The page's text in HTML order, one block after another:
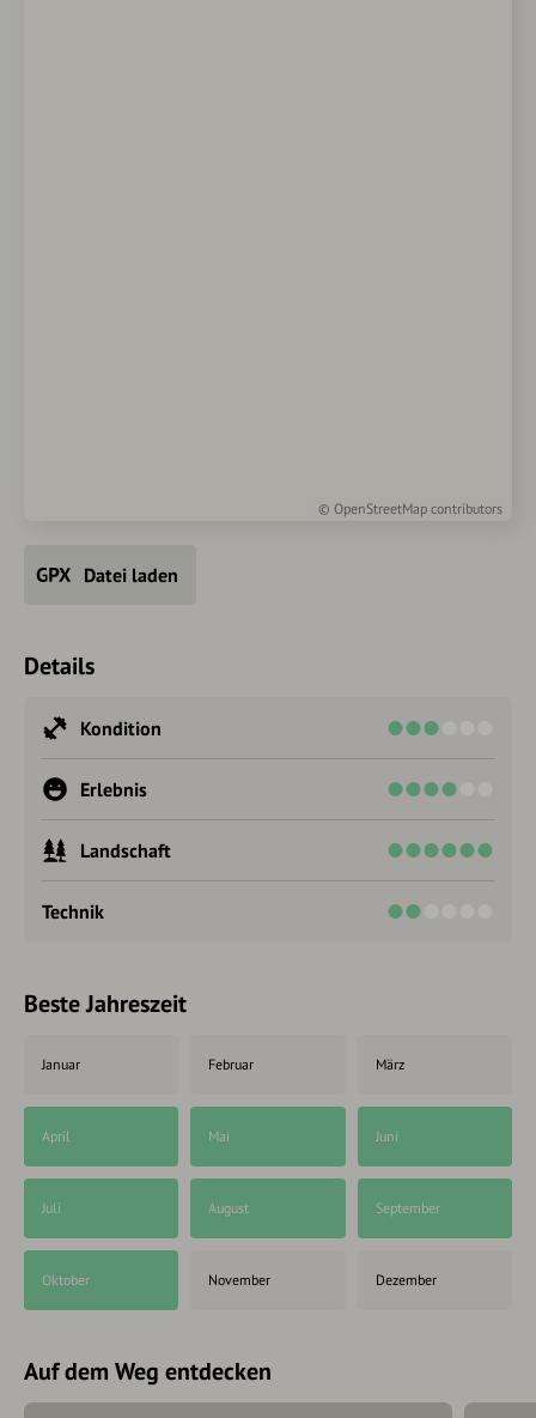
© OpenStreetMap contributors
Datei laden
Details
Kondition
Erlebnis
Landschaft
Technik
Beste Jahreszeit
Januar Februar März
April Mai Juni
Juli August September
Oktober November Dezember
Auf dem Weg entdecken